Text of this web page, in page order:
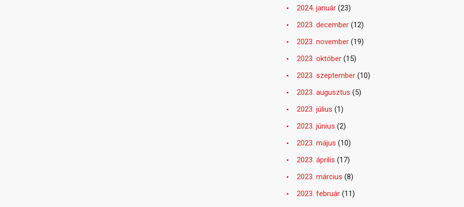
2024. január (23)
2023. december (12)
2023. november (19)
2023. október (15)
2023. szeptember (10)
2023. augusztus (5)
2023. július (1)
2023. június (2)
2023. május (10)
2023. április (17)
2023. március (8)
2023. február (11)